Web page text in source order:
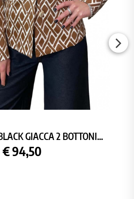
GIACCA 2 BOTTONI...
Prezzo
€ 94,50